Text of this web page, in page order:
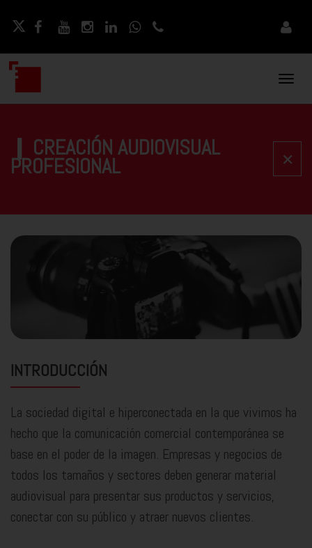
Movil
❙ CREACIÓN AUDIOVISUAL
PROFESIONAL ✕
INTRODUCCIÓN
La sociedad digital e hiperconectada en la que vivimos ha
hecho que la comunicación comercial contemporánea se
base en el poder de la imagen. Empresas y negocios de
todos los tamaños y sectores deben generar material
audiovisual para presentar sus productos y servicios,
conectar con su público y atraer nuevos clientes.